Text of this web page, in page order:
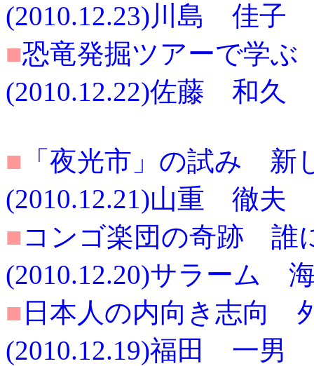
(2010.12.23)川島 佳子
■恐竜発掘ツアーで学
(2010.12.22)佐藤 和久
■ 「夜光市」の試み 新
(2010.12.21)山重 徹夫
■コンゴ楽団の奇跡 誰
(2010.12.20)サラーム
■ 日本人の内向き志向
(2010.12.19)福田 一男